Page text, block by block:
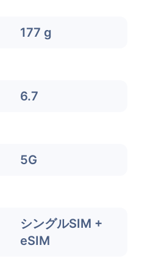
177 g
6.7
5G
シングルSIM +
eSIM